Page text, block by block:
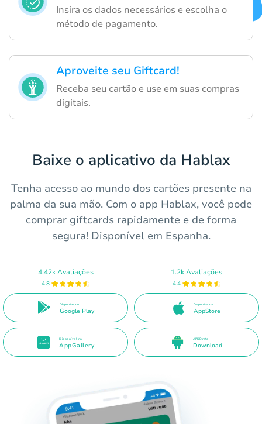
Insira os dados necessários e escolha o
método de pagamento.
Aproveite seu Giftcard!
Receba seu cartão e use em suas compras
digitais.
Baixe o aplicativo da Hablax
Tenha acesso ao mundo dos cartões presente na
palma da sua mão. Com o app Hablax, você pode
comprar giftcards rapidamente e de forma
segura! Disponível em Espanha.
4.42k Avaliações
4.8
Disponível no
Google Play
1.2k Avaliações
4.4
Disponível na
AppStore
Disponível na
AppGallery
APK Direto
Download